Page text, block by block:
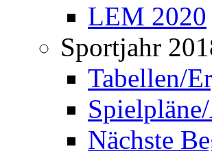
LEM 2020
Sportjahr
Tabellen/
Nächste